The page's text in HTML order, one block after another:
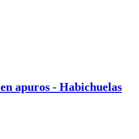
apuros - Habichuelas